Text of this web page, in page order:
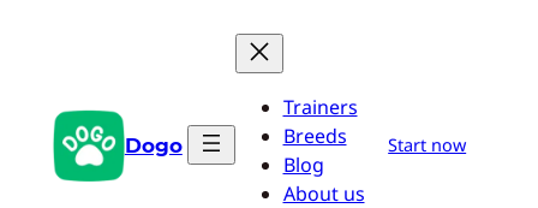
Dogo
Trainers
Breeds
Blog
About us
Start now